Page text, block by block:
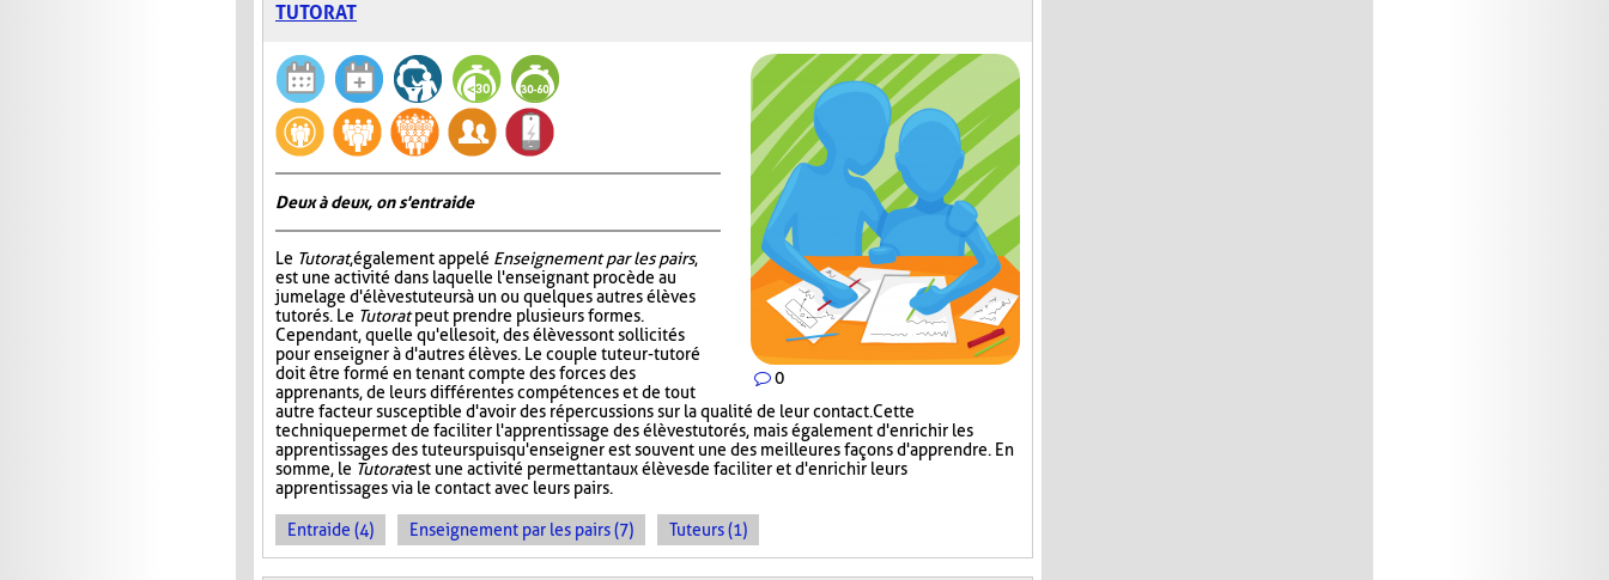
TUTORAT
0
Deux à deux, on s'entraide
Le Tutorat, également appelé Enseignement par les pairs,
est une activité dans laquelle l'enseignant procède au
jumelage d'élèves tuteurs à un ou quelques autres élèves
tutorés. Le Tutoratpeut prendre plusieurs formes.
Cependant, quelle qu'elle soit, des élèves sont sollicités
pour enseigner à d'autres élèves. Le couple tuteur-tutoré
doit être formé en tenant compte des forces des
apprenants, de leurs différentes compétences et de tout
autre facteur susceptible d'avoir des répercussions sur la qualité de leur contact. Cette
technique permet de faciliter l'apprentissage des élèves tutorés, mais également d'enrichir les
apprentissages des tuteurs puisqu'enseigner est souvent une des meilleures façons d'apprendre. En
somme, le Tutoratest une activité permettant aux élèves de faciliter et d'enrichir leurs
apprentissages via le contact avec leurs pairs.
Entraide (4) Enseignement par les pairs (7) Tuteurs (1)